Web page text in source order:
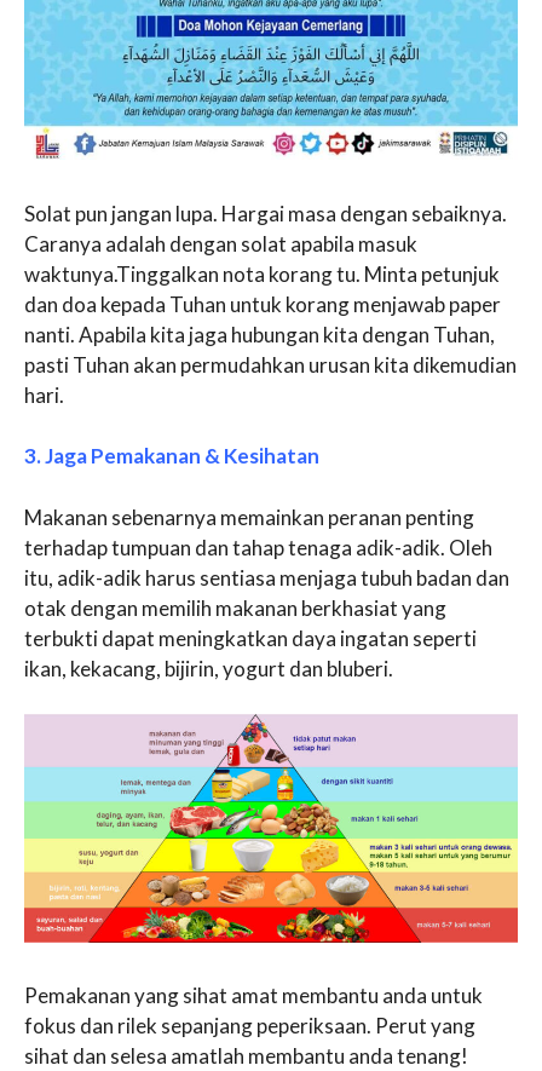
Solat pun jangan lupa. Hargai masa dengan sebaiknya.
Caranya adalah dengan solat apabila masuk
waktunya.Tinggalkan nota korang tu. Minta petunjuk
dan doa kepada Tuhan untuk korang menjawab paper
nanti. Apabila kita jaga hubungan kita dengan Tuhan,
pasti Tuhan akan permudahkan urusan kita dikemudian
hari.
3. Jaga Pemakanan & Kesihatan
Makanan sebenarnya memainkan peranan penting
terhadap tumpuan dan tahap tenaga adik-adik. Oleh
itu, adik-adik harus sentiasa menjaga tubuh badan dan
otak dengan memilih makanan berkhasiat yang
terbukti dapat meningkatkan daya ingatan seperti
ikan, kekacang, bijirin, yogurt dan bluberi.
Pemakanan yang sihat amat membantu anda untuk
fokus dan rilek sepanjang peperiksaan. Perut yang
sihat dan selesa amatlah membantu anda tenang!